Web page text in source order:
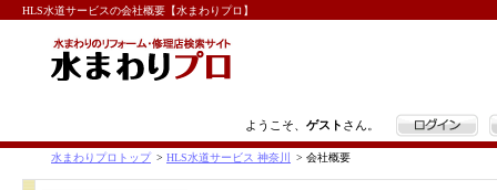
HLS水道サービスの会社概要【水まわりプロ】
ようこそ、 ゲスト さん。 ログイン
水まわりプロトップ > HLS水道サービス 神奈川 > 会社概要